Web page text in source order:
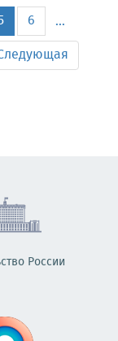
6
...
России